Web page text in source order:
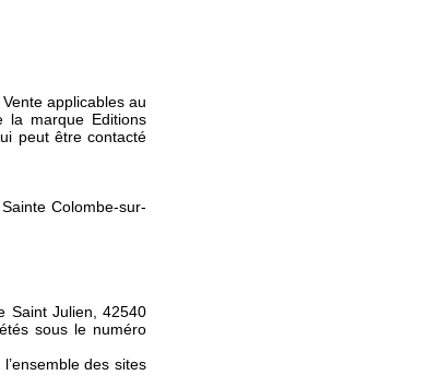
applicables au
la marque Editions
peut être contacté
Colombe-sur-
Saint Julien, 42540
sous le numéro
l’ensemble des sites